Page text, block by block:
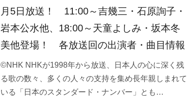
月5日放送！ 11:00～吉幾三・石原詢子・
岩本公水他、18:00～天童よしみ・坂本冬
美他登場！ 各放送回の出演者・曲目情報
©NHK NHKが1998年から放送、日本人の心に深く残
る歌の数々、多くの人々の支持を集め長年親しまれて
いる「日本のスタンダード・ナンバー」とも…